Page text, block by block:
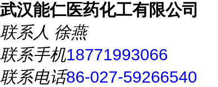
武汉能仁医药化工有限公司
联系人 徐燕
联系手机18771993066
联系电话86-027-59266540